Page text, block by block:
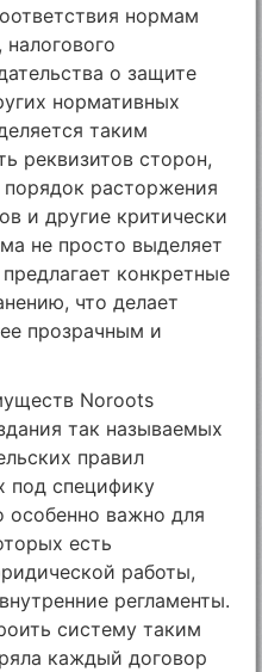
нормам
о защите
нормативных
таким
реквизитов сторон,
порядок расторжения
и другие критически
не просто выделяет
конкретные
что делает
прозрачным и
Noroots
так называемых
правил
под специфику
особенно важно для
есть
работы,
регламенты.
систему таким
каждый договор